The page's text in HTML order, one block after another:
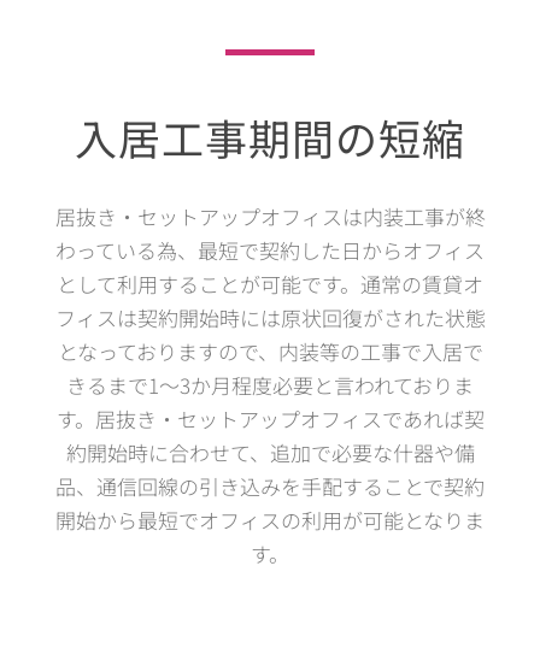
入居工事期間の短縮
居抜き・セットアップオフィスは内装工事が終
わっている為、最短で契約した日からオフィス
として利用することが可能です。通常の賃貸オ
フィスは契約開始時には原状回復がされた状態
となっておりますので、内装等の工事で入居で
きるまで1～3か月程度必要と言われておりま
す。居抜き・セットアップオフィスであれば契
約開始時に合わせて、追加で必要な什器や備
品、通信回線の引き込みを手配することで契約
開始から最短でオフィスの利用が可能となりま
す。